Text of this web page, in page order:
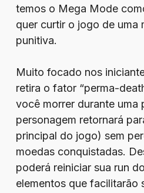
temos o Mega Mode
quer curtir o jogo de uma
punitiva.
Muito focado nos
retira o fator “perma-
você morrer durante uma
personagem retornará
principal do jogo) sem
moedas conquistadas.
poderá reiniciar sua run
elementos que facilitarão